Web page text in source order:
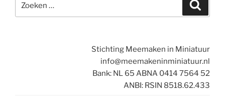
naar:
Stichting Meemaken in Miniatuur
info@meemakeninminiatuur.nl
Bank: NL 65 ABNA 0414 7564 52
ANBI: RSIN 8518.62.433